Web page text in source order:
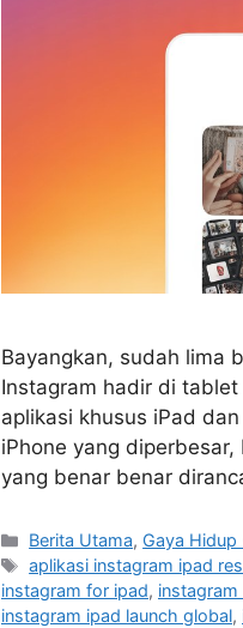
Bayangkan, sudah lima
Instagram hadir di tablet
aplikasi khusus iPad
iPhone yang
yang benar benar
C
a
t
e
Berita Utama, Gaya Hidup
T
a
g
aplikasi instagram ipad
instagram for ipad, instagram
instagram ipad launch global,